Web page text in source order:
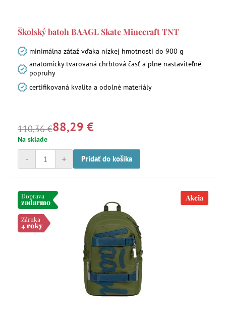
Školský batoh BAAGL Skate Minecraft TNT
minimálna záťaž vďaka nízkej hmotnosti do 900 g
anatomicky tvarovaná chrbtová časť a plne nastaviteľné
popruhy
certifikovaná kvalita a odolné materiály
110,36 €88,29 €
Na sklade
+
- Pridať do košíka
Doprava
zadarmo
Záruka
4 roky
Akcia